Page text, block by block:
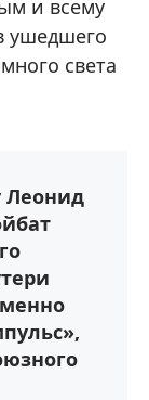
и всему
ушедшего
света
Леонид